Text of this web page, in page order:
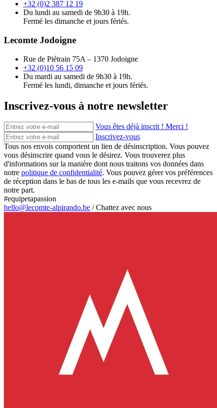
+32 (0)2 387 12 19
Du lundi au samedi de 9h30 à 19h.
Fermé les dimanche et jours fériés.
Lecomte Jodoigne
Rue de Piétrain 75A – 1370 Jodoigne
+32 (0)10 56 15 09
Du mardi au samedi de 9h30 à 19h.
Fermé les lundi, dimanche et jours fériés.
Inscrivez-vous à notre newsletter
Vous êtes déjà inscrit ! Merci !
Inscrivez-vous
Tous nos envois comportent un lien de désinscription. Vous pouvez
vous désinscrire quand vous le désirez. Vous trouverez plus
d'informations sur la manière dont nous traitons vos données dans
notre politique de confidentialité. Vous pouvez gérer vos préférences
de réception dans le bas de tous les e-mails que vous recevrez de
notre part.
#equipetapassion
hello@lecomte-alpirando.be /Chattez avec nous